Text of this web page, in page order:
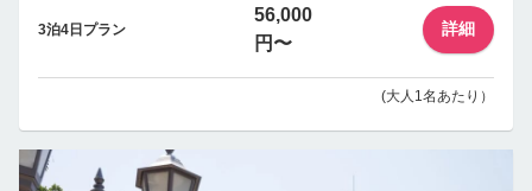
3泊4日プラン
56,000
円〜
詳細
(大人1名あたり）